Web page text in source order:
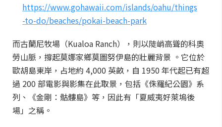
https://www.gohawaii.com/islands/oahu/things
-to-do/beaches/pokai-beach-park
而古蘭尼牧場（Kualoa Ranch），則以陡峭高聳的科奧
勞山脈，撐起莫娜家鄉莫圖努伊島的壯麗背景 。它位於
歐胡島東岸，占地約 4,000 英畝，自 1950 年代起已有超
過 200 部電影與影集在此取景，包括《侏羅紀公園》系
列、《金剛：骷髏島》等，因此有「夏威夷好萊塢後
場」之稱。